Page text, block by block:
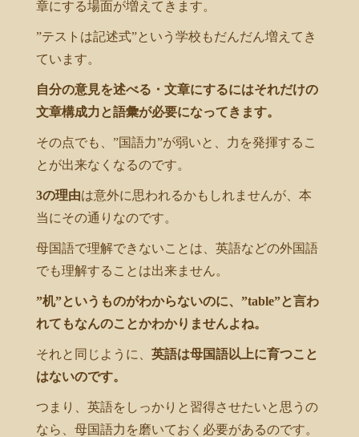
章にする場面が増えてきます。
”テストは記述式”という学校もだんだん増えてき
ています。
自分の意見を述べる・文章にするにはそれだけの
文章構成力と語彙が必要になってきます。
その点でも、”国語力”が弱いと、力を発揮するこ
とが出来なくなるのです。
3の理由は意外に思われるかもしれませんが、本
当にその通りなのです。
母国語で理解できないことは、英語などの外国語
でも理解することは出来ません。
”机”というものがわからないのに、”table”と言わ
れてもなんのことかわかりませんよね。
それと同じように、 英語は母国語以上に育つこと
はないのです。
つまり、英語をしっかりと習得させたいと思うの
なら、母国語力を磨いておく必要があるのです。